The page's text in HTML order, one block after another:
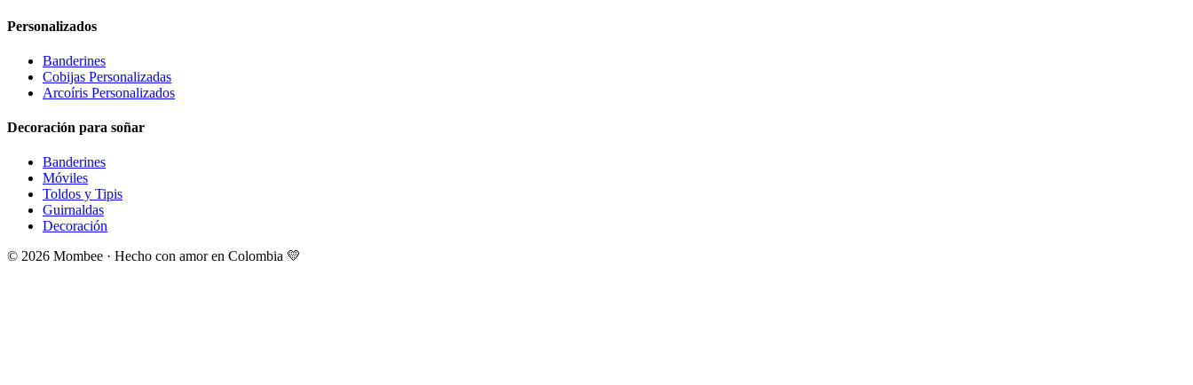
Personalizados
Banderines
Cobijas Personalizadas
Arcoíris Personalizados
Decoración para soñar
Banderines
Móviles
Toldos y Tipis
Guirnaldas
Decoración
© 2026 Mombee · Hecho con amor en Colombia 💛